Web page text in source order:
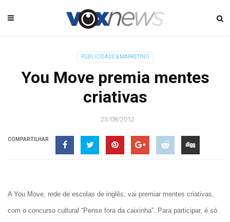
PUBLICIDADE & MARKETING
You Move premia mentes
criativas
23/08/2012
COMPARTILHAR
A You Move, rede de escolas de inglês, vai premiar mentes criativas,
com o concurso cultural “Pense fora da caixinha”. Para participar, é só